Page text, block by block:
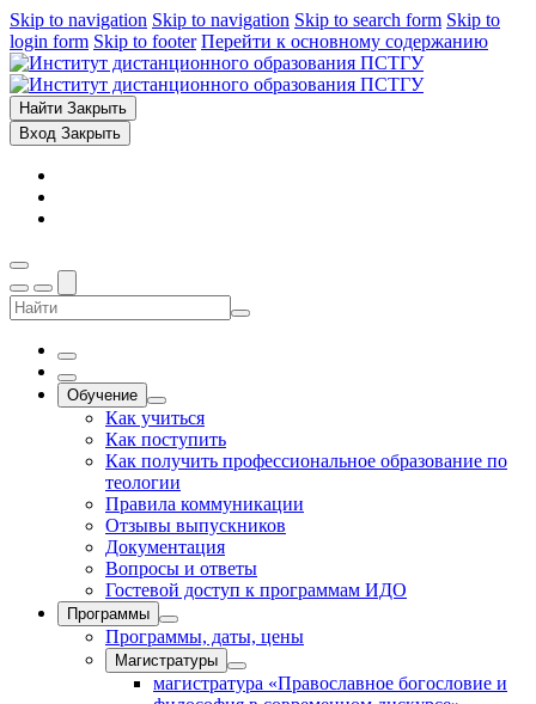
Skip to navigation Skip to navigation Skip to search form Skip to
login form Skip to footer Перейти к основному содержанию
Найти Закрыть
Вход Закрыть
Обучение
Как учиться
Как поступить
Как получить профессиональное образование по
теологии
Правила коммуникации
Отзывы выпускников
Документация
Вопросы и ответы
Гостевой доступ к программам ИДО
Программы
Программы, даты, цены
Магистратуры
магистратура «Православное богословие и